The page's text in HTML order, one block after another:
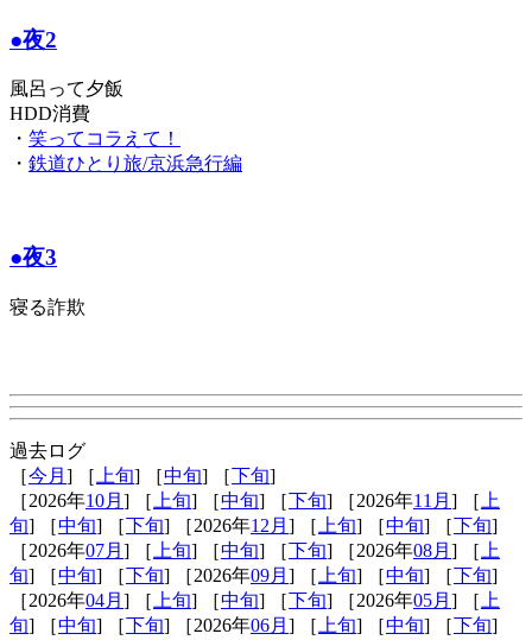
●夜2
風呂って夕飯
HDD消費
・ 笑ってコラえて！
・ 鉄道ひとり旅/京浜急行編
●夜3
寝る詐欺
過去ログ
［今月 ] ［ 上旬] ［中旬] ［下旬]
［2026年10月 ] ［ 上旬] ［中旬] ［下旬] ［2026年11月 ] ［ 上
旬] ［中旬] ［下旬] ［2026年12月 ] ［ 上旬] ［中旬] ［下旬]
［2026年07月 ] ［ 上旬] ［中旬] ［下旬] ［2026年08月 ] ［ 上
旬] ［中旬] ［下旬] ［2026年09月 ] ［ 上旬] ［中旬] ［下旬]
［2026年04月 ] ［ 上旬] ［中旬] ［下旬] ［2026年05月 ] ［ 上
旬] ［中旬] ［下旬] ［2026年06月 ] ［ 上旬] ［中旬] ［下旬]